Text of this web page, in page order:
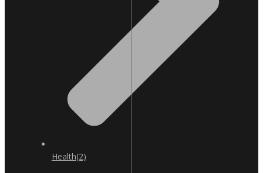
Health(2)